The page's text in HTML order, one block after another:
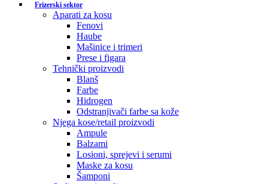
Frizerski sektor
Aparati za kosu
Fenovi
Haube
Mašinice i trimeri
Prese i figara
Tehnički proizvodi
Blanš
Farbe
Hidrogen
Odstranjivači farbe sa kože
Njega kose/retail proizvodi
Ampule
Balzami
Losioni, sprejevi i serumi
Maske za kosu
Šamponi